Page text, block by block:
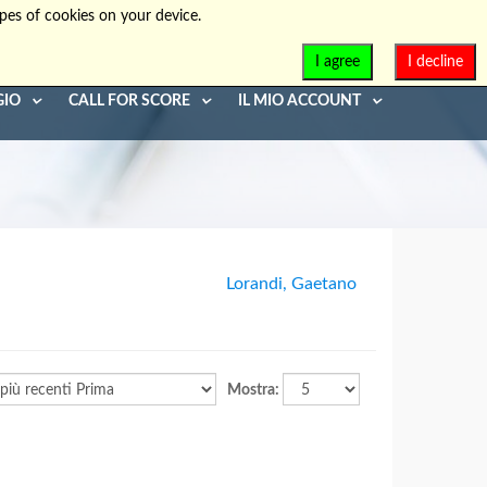
+39-090-8931952
CALL FOR SCORE IL MIO ACCOUNT
Lorandi, Gaetano
Mostra:
of cookies on your device.
I decline
I agree